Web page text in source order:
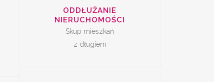
ODDŁUŻANIE
NIERUCHOMOŚCI
Skup mieszkań
z długiem
SKUP LOKALI DO
REMONTU